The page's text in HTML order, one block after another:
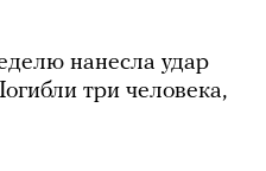
нанесла удар
три человека,